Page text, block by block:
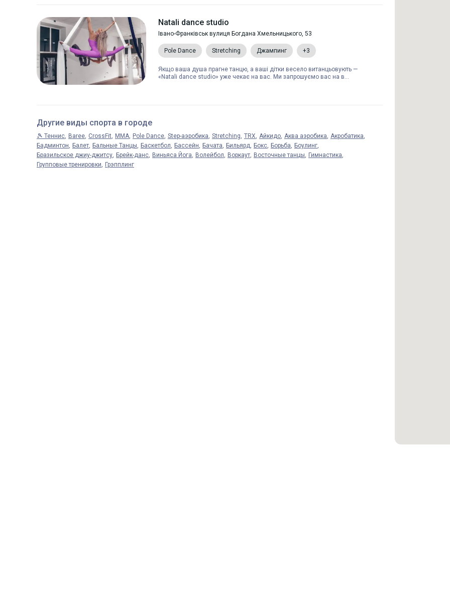
Natali dance studio
Івано-Франківськ вулиця Богдана Хмельницького, 53
Pole Dance Stretching Джампинг +3
Якщо ваша душа прагне танцю, а ваші дітки весело витанцьовують —
«Natali dance studio» уже чекає на вас. Ми запрошуємо вас на в...
Другие виды спорта в городе
🎾 Теннис Baree CrossFit MMA Pole Dance Step-аэробика Stretching TRX Айкидо Аква аэробика Акробатика
Бадминтон
Балет Бальные Танцы Баскетбол Бассейн Бачата Бильярд Бокс Борьба
Боулинг
Бразильское джиу-джитсу
Брейк-данс Виньяса Йога Волейбол Воркаут Восточные танцы
Гимнастика
Групповые тренировки
Грэпплинг